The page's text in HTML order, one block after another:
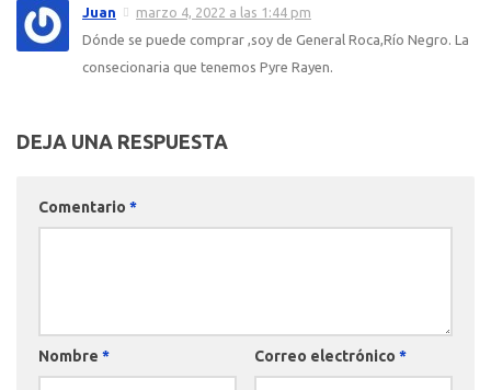
Juan
marzo 4, 2022 a las 1:44 pm
Dónde se puede comprar ,soy de General Roca,Río Negro. La
consecionaria que tenemos Pyre Rayen.
DEJA UNA RESPUESTA
Comentario *
Nombre * Correo electrónico *